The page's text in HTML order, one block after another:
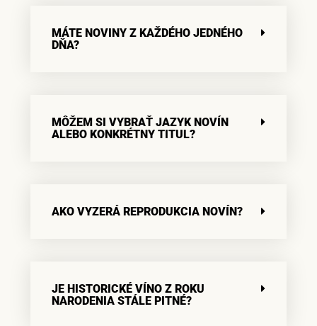
MÁTE NOVINY Z KAŽDÉHO JEDNÉHO
DŇA?
MÔŽEM SI VYBRAŤ JAZYK NOVÍN
ALEBO KONKRÉTNY TITUL?
AKO VYZERÁ REPRODUKCIA NOVÍN?
JE HISTORICKÉ VÍNO Z ROKU
NARODENIA STÁLE PITNÉ?